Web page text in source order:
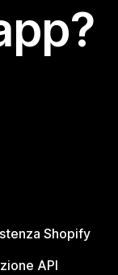
Shopify
API